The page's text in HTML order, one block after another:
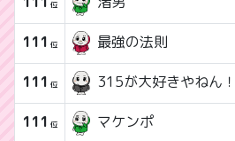
位
111 位 最強の法則
111 位 315が大好きやねん！
111 位 マケンポ